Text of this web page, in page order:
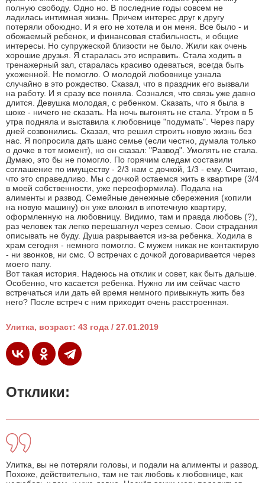
полную свободу. Одно но. В последние годы совсем не
ладилась интимная жизнь. Причем интерес друг к другу
потеряли обоюдно. И я его не хотела и он меня. Все было - и
обожаемый ребенок, и финансовая стабильность, и общие
интересы. Но супружеской близости не было. Жили как очень
хорошие друзья. Я старалась это исправить. Стала ходить в
тренажерный зал, старалась красиво одеваться, всегда быть
ухоженной. Не помогло. О молодой любовнице узнала
случайно в это рождество. Сказал, что в праздник его вызвали
на работу. И я сразу все поняла. Сознался, что связь уже давно
длится. Девушка молодая, с ребенком. Сказать, что я была в
шоке - ничего не сказать. На ночь выгонять не стала. Утром в 5
утра подняла и выставила к любовнице "подумать". Через пару
дней созвонились. Сказал, что решил строить новую жизнь без
нас. Я попросила дать шанс семье (если честно, думала только
о дочке в тот момент), но он сказал: "Развод". Умолять не стала.
Думаю, это бы не помогло. По горячим следам составили
соглашение по имуществу - 2/3 нам с дочкой, 1/3 - ему. Считаю,
что это справедливо. Мы c дочкой остаемся жить в квартире (3/4
в моей собственности, уже переоформила). Подала на
алименты и развод. Семейные денежные сбережения (копили
на новую машину) он уже вложил в ипотечную квартиру,
оформленную на любовницу. Видимо, там и правда любовь (?),
раз человек так легко перешагнул через семью. Свои страдания
описывать не буду. Душа разрывается из-за ребенка. Ходила в
храм сегодня - немного помогло. С мужем никак не контактирую
- ни звонков, ни смс. О встречах с дочкой договаривается через
моего папу.
Вот такая история. Надеюсь на отклик и совет, как быть дальше.
Особенно, что касается ребенка. Нужно ли им сейчас часто
встречаться или дать ей время немного привыкнуть жить без
него? После встреч с ним приходит очень расстроенная.
Улитка, возраст: 43 года / 27.01.2019
Отклики:
Улитка, вы не потеряли головы, и подали на алименты и развод.
Похоже, действительно, там не так любовь к любовнице, как